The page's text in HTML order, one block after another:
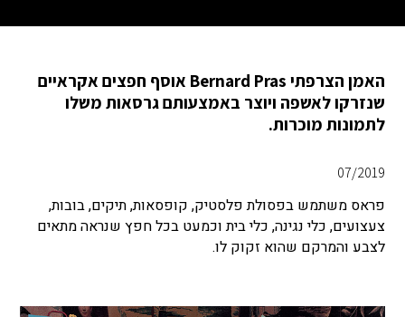
האמן הצרפתי Bernard Pras אוסף חפצים אקראיים
שנזרקו לאשפה ויוצר באמצעותם גרסאות משלו
לתמונות מוכרות.
07/2019
פראס משתמש בפסולת פלסטיק, קופסאות, תיקים, בובות,
צעצועים, כלי נגינה, כלי בית וכמעט בכל חפץ שנראה מתאים
לצבע והמרקם שהוא זקוק לו.